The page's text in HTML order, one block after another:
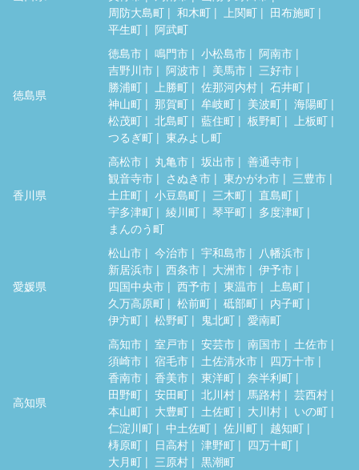
周防大島町
和木町 上関町
田布施町
平生町
阿武町
徳島県
徳島市 鳴門市 小松島市
阿南市
吉野川市
阿波市 美馬市
三好市
勝浦町
上勝町 佐那河内村
石井町
神山町
那賀町 牟岐町 美波町
海陽町
松茂町
北島町 藍住町 板野町
上板町
つるぎ町
東みよし町
香川県
高松市 丸亀市 坂出市
善通寺市
観音寺市
さぬき市 東かがわ市
三豊市
土庄町
小豆島町 三木町
直島町
宇多津町
綾川町 琴平町
多度津町
まんのう町
愛媛県
松山市 今治市 宇和島市
八幡浜市
新居浜市
西条市 大洲市
伊予市
四国中央市
西予市 東温市
上島町
久万高原町
松前町 砥部町
内子町
伊方町
松野町 鬼北町 愛南町
高知県
高知市 室戸市 安芸市 南国市
土佐市
須崎市
宿毛市 土佐清水市
四万十市
香南市
香美市 東洋町
奈半利町
田野町
安田町 北川村 馬路村
芸西村
本山町
大豊町 土佐町 大川村
いの町
仁淀川町
中土佐町 佐川町
越知町
梼原町
日高村 津野町
四万十町
大月町
三原村 黒潮町